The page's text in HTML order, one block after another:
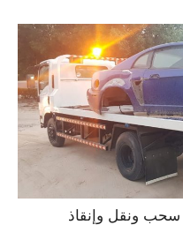
ونقل وإنقاذ